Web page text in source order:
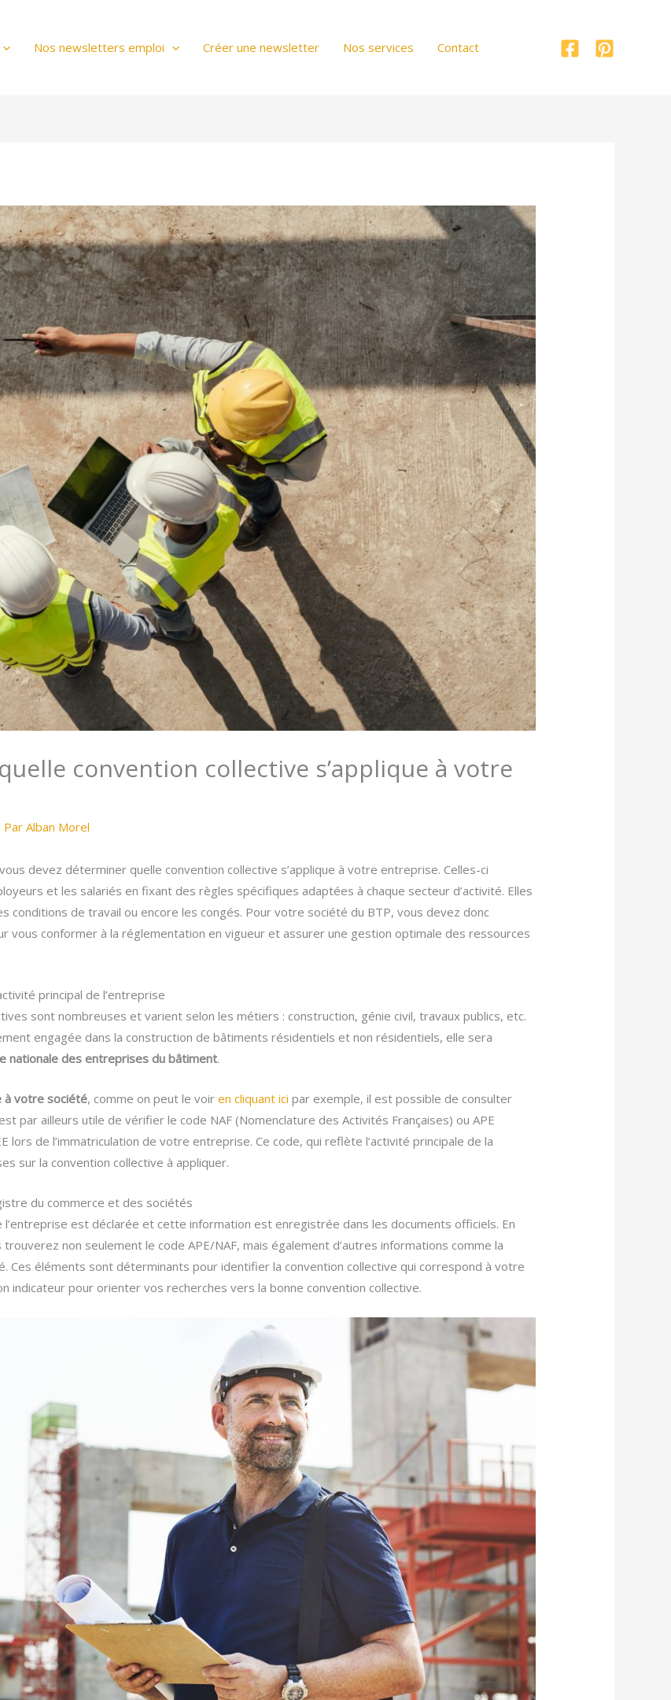
Nos newsletters emploi Créer une newsletter Nos services Contact
convention collective s’applique à votre
ParAlban Morel
devez déterminer quelle convention collective s’applique à votre entreprise. Celles-ci
et les salariés en fixant des règles spécifiques adaptées à chaque secteur d’activité. Elles
conditions de travail ou encore les congés. Pour votre société du BTP, vous devez donc
vous conformer à la réglementation en vigueur et assurer une gestion optimale des ressources
principal de l’entreprise
sont nombreuses et varient selon les métiers : construction, génie civil, travaux publics, etc.
engagée dans la construction de bâtiments résidentiels et non résidentiels, elle sera
nationale des entreprises du bâtiment.
à votre société, comme on peut le voiren cliquant ici par exemple, il est possible de consulter
par ailleurs utile de vérifier le code NAF (Nomenclature des Activités Françaises) ou APE
lors de l’immatriculation de votre entreprise. Ce code, qui reflète l’activité principale de la
sur la convention collective à appliquer.
du commerce et des sociétés
l’entreprise est déclarée et cette information est enregistrée dans les documents officiels. En
trouverez non seulement le code APE/NAF, mais également d’autres informations comme la
Ces éléments sont déterminants pour identifier la convention collective qui correspond à votre
indicateur pour orienter vos recherches vers la bonne convention collective.